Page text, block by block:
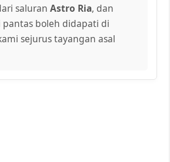
saluranAstro Ria, dan
pantas boleh didapati di
sejurus tayangan asal